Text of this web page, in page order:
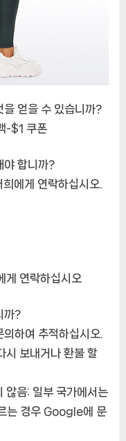
을 얻을 수 있습니까?
-$1 쿠폰
야 합니까?
에게 연락하십시오.
게 연락하십시오
까?
하여 추적하십시오.
시 보내거나 환불 할
않음: 일부 국가에서는
는 경우 Google에 문